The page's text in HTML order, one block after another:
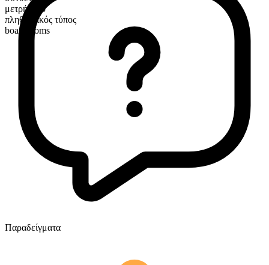
μετρήσιμο
πληθυντικός τύπος
boardrooms
Παραδείγματα